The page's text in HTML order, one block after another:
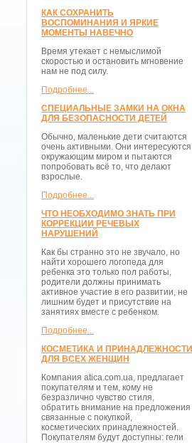
КАК СОХРАНИТЬ
ВОСПОМИНАНИЯ И ЯРКИЕ
МОМЕНТЫ НАВЕЧНО
Время утекает с немыслимой
скоростью и остановить мгновение
нам не под силу.
Подробнее...
СПЕЦИАЛЬНЫЕ ЗАМКИ НА ОКНА
ДЛЯ БЕЗОПАСНОСТИ ДЕТЕЙ
Обычно, маленькие дети считаются
очень активными. Они интересуются
окружающим миром и пытаются
попробовать всё то, что делают
взрослые.
Подробнее...
ЧТО НЕОБХОДИМО ЗНАТЬ ПРИ
КОРРЕКЦИИ РЕЧЕВЫХ
НАРУШЕНИЙ
Как бы странно это не звучало, но
найти хорошего логопеда для
ребенка это только пол работы,
родители должны принимать
активное участие в его развитии, не
лишним будет и присутствие на
занятиях вместе с ребенком.
Подробнее...
КОСМЕТИКА И ПРИНАДЛЕЖНОСТИ
ДЛЯ ВСЕХ ЖЕНЩИН
Компания atica.com.ua, предлагает
покупателям и тем, кому не
безразлично чувство стиля,
обратить внимание на предложения
связанные с покупкой,
косметических принадлежностей.
Покупателям будут доступны: гели